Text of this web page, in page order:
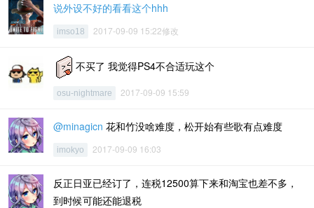
说外设不好的看看这个hhh
imso18 2017-09-09 15:22修改
不买了 我觉得PS4不合适玩这个
osu-nightmare 2017-09-09 15:59
@minagicn 花和竹没啥难度，松开始有些歌有点难度
imokyo 2017-09-09 16:03
反正日亚已经订了，连税12500算下来和淘宝也差不多，
到时候可能还能退税